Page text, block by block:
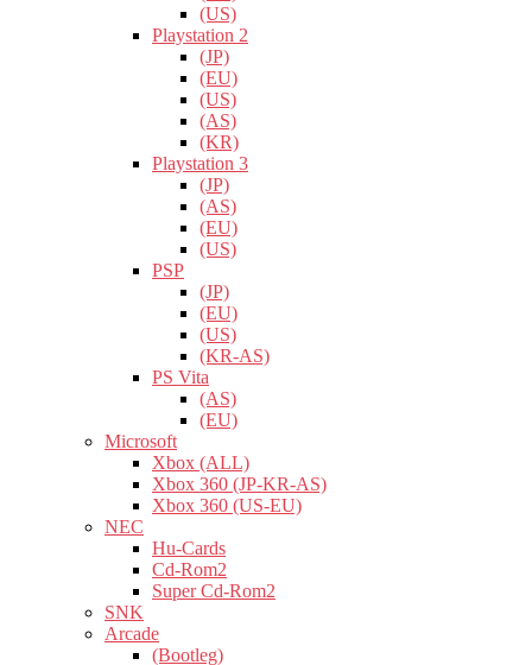
(US)
Playstation 2
(JP)
(EU)
(US)
(AS)
(KR)
Playstation 3
(JP)
(AS)
(EU)
(US)
PSP
(JP)
(EU)
(US)
(KR-AS)
PS Vita
(AS)
(EU)
Microsoft
Xbox (ALL)
Xbox 360 (JP-KR-AS)
Xbox 360 (US-EU)
NEC
Hu-Cards
Cd-Rom2
Super Cd-Rom2
SNK
Arcade
(Bootleg)